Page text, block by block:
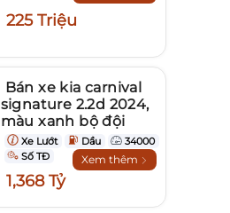
225 Triệu
Bán xe kia carnival
signature 2.2d 2024,
màu xanh bộ đội
Xe Lướt Dầu
34000
Số TĐ
Xem thêm
1,368 Tỷ